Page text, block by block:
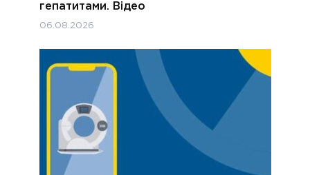
гепатитами. Відео
06.08.2026